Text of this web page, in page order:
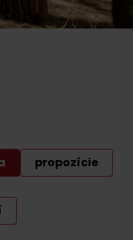
propozície